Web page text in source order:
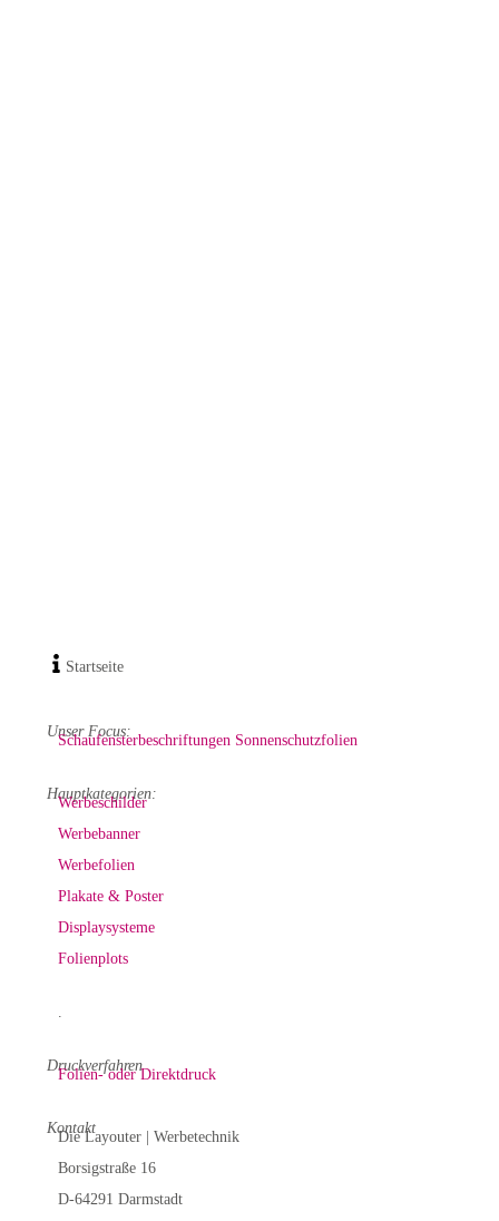
Startseite
Unser Focus:
Schaufensterbeschriftungen Sonnenschutzfolien
Hauptkategorien:
Werbeschilder
Werbebanner
Werbefolien
Plakate & Poster
Displaysysteme
Folienplots
.
Druckverfahren
Folien- oder Direktdruck
Kontakt
Die Layouter | Werbetechnik
Borsigstraße 16
D-64291 Darmstadt